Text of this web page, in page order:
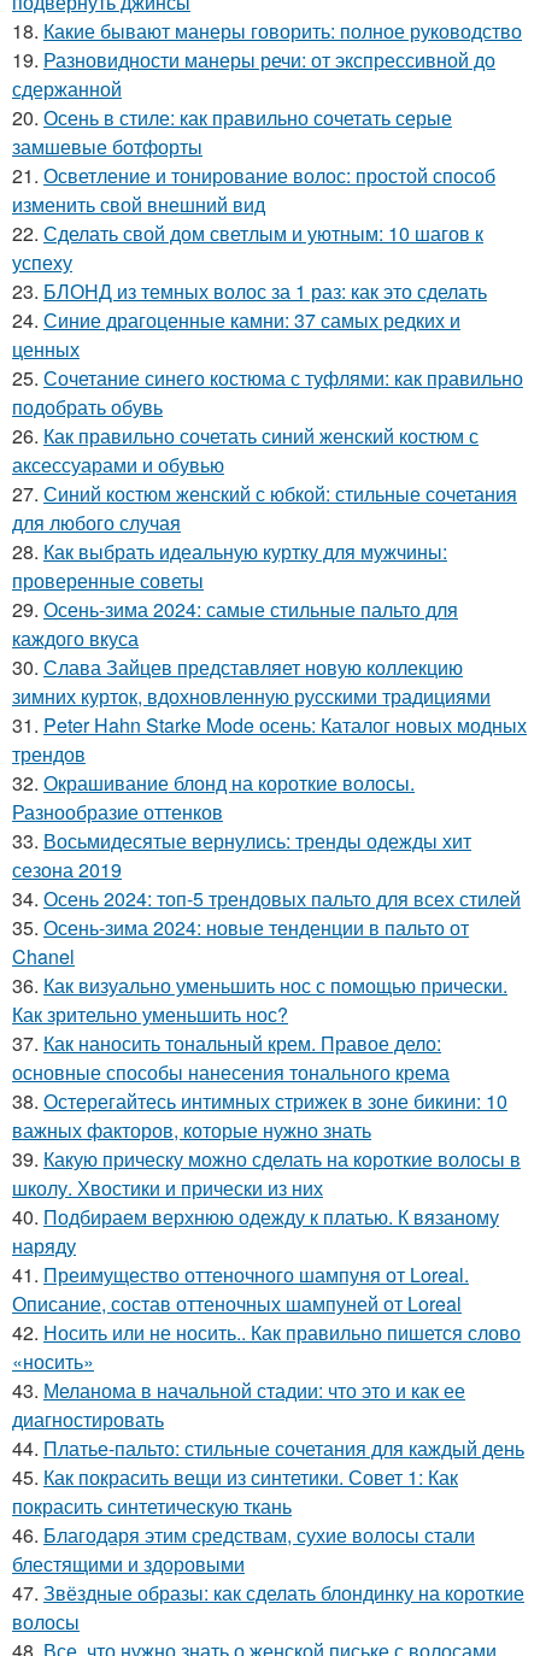
18. Какие бывают манеры говорить: полное руководство
19. Разновидности манеры речи: от экспрессивной до
сдержанной
20. Осень в стиле: как правильно сочетать серые
замшевые ботфорты
21. Осветление и тонирование волос: простой способ
изменить свой внешний вид
22. Сделать свой дом светлым и уютным: 10 шагов к
успеху
23. БЛОНД из темных волос за 1 раз: как это сделать
24. Синие драгоценные камни: 37 самых редких и
ценных
25. Сочетание синего костюма с туфлями: как правильно
подобрать обувь
26. Как правильно сочетать синий женский костюм с
аксессуарами и обувью
27. Синий костюм женский с юбкой: стильные сочетания
для любого случая
28. Как выбрать идеальную куртку для мужчины:
проверенные советы
29. Осень-зима 2024: самые стильные пальто для
каждого вкуса
30. Слава Зайцев представляет новую коллекцию
зимних курток, вдохновленную русскими традициями
31. Peter Hahn Starke Mode осень: Каталог новых модных
трендов
32. Окрашивание блонд на короткие волосы.
Разнообразие оттенков
33. Восьмидесятые вернулись: тренды одежды хит
сезона 2019
34. Осень 2024: топ-5 трендовых пальто для всех стилей
35. Осень-зима 2024: новые тенденции в пальто от
Chanel
36. Как визуально уменьшить нос с помощью прически.
Как зрительно уменьшить нос?
37. Как наносить тональный крем. Правое дело:
основные способы нанесения тонального крема
38. Остерегайтесь интимных стрижек в зоне бикини: 10
важных факторов, которые нужно знать
39. Какую прическу можно сделать на короткие волосы в
школу. Хвостики и прически из них
40. Подбираем верхнюю одежду к платью. К вязаному
наряду
41. Преимущество оттеночного шампуня от Loreal.
Описание, состав оттеночных шампуней от Loreal
42. Носить или не носить.. Как правильно пишется слово
«носить»
43. Меланома в начальной стадии: что это и как ее
диагностировать
44. Платье-пальто: стильные сочетания для каждый день
45. Как покрасить вещи из синтетики. Совет 1: Как
покрасить синтетическую ткань
46. Благодаря этим средствам, сухие волосы стали
блестящими и здоровыми
47. Звёздные образы: как сделать блондинку на короткие
волосы